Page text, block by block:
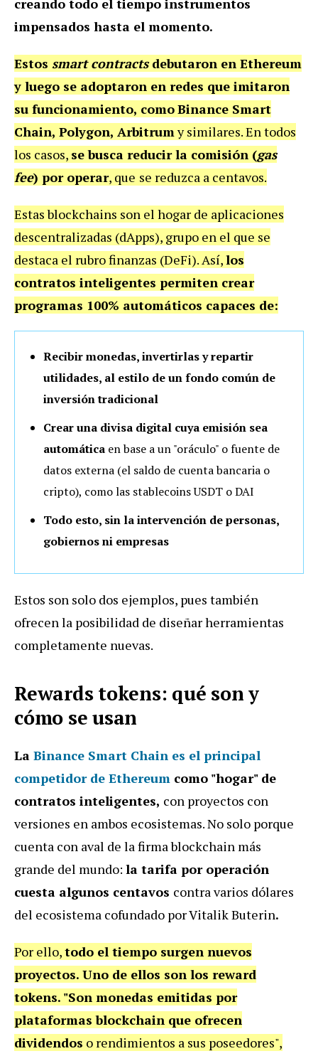
creando todo el tiempo instrumentos
impensados hasta el momento.
Estos smart contractsdebutaron en Ethereum
y luego se adoptaron en redes que imitaron
su funcionamiento, comoBinance Smart
Chain, Polygon, Arbitrumy similares. En todos
los casos, se busca reducir la comisión (gas
fee) por operar, que se reduzca a centavos.
Estas blockchains son el hogar de aplicaciones
descentralizadas (dApps), grupo en el que se
destaca el rubro finanzas (DeFi). Así,los
contratos inteligentes permiten crear
programas 100% automáticos capaces de:
Recibir monedas, invertirlas y repartir
utilidades, al estilo de un fondo común de
inversión tradicional
Crear una divisa digital cuya emisión sea
automática en base a un "oráculo" o fuente de
datos externa (el saldo de cuenta bancaria o
cripto), como las stablecoins USDT o DAI
Todo esto, sin la intervención de personas,
gobiernos ni empresas
Estos son solo dos ejemplos, pues también
ofrecen la posibilidad de diseñar herramientas
completamente nuevas.
Rewards tokens: qué son y
cómo se usan
La Binance Smart Chain es el principal
competidor de Ethereum como "hogar" de
contratos inteligentes, con proyectos con
versiones en ambos ecosistemas. No solo porque
cuenta con aval de la firma blockchain más
grande del mundo: la tarifa por operación
cuesta algunos centavos contra varios dólares
del ecosistema cofundado por Vitalik Buterin.
Por ello,todo el tiempo surgen nuevos
proyectos. Uno de ellos son los reward
tokens. "Son monedas emitidas por
plataformas blockchain que ofrecen
dividendos o rendimientos a sus poseedores",